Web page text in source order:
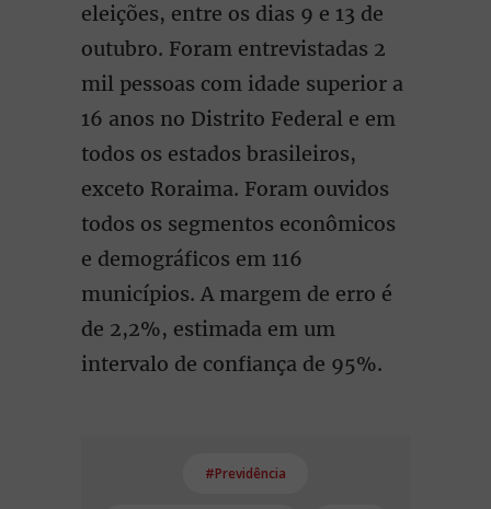
eleições, entre os dias 9 e 13 de
outubro. Foram entrevistadas 2
mil pessoas com idade superior a
16 anos no Distrito Federal e em
todos os estados brasileiros,
exceto Roraima. Foram ouvidos
todos os segmentos econômicos
e demográficos em 116
municípios. A margem de erro é
de 2,2%, estimada em um
intervalo de confiança de 95%.
#Previdência